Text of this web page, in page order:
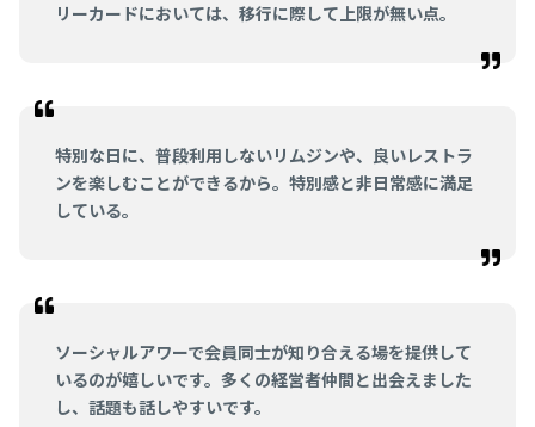
リーカードにおいては、移行に際して上限が無い点。
特別な日に、普段利用しないリムジンや、良いレストラ
ンを楽しむことができるから。特別感と非日常感に満足
している。
ソーシャルアワーで会員同士が知り合える場を提供して
いるのが嬉しいです。多くの経営者仲間と出会えました
し、話題も話しやすいです。